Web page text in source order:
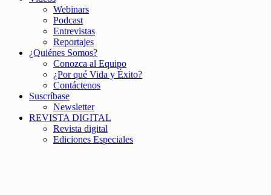
Webinars
Podcast
Entrevistas
Reportajes
¿Quiénes Somos?
Conozca al Equipo
¿Por qué Vida y Éxito?
Contáctenos
Suscríbase
Newsletter
REVISTA DIGITAL
Revista digital
Ediciones Especiales